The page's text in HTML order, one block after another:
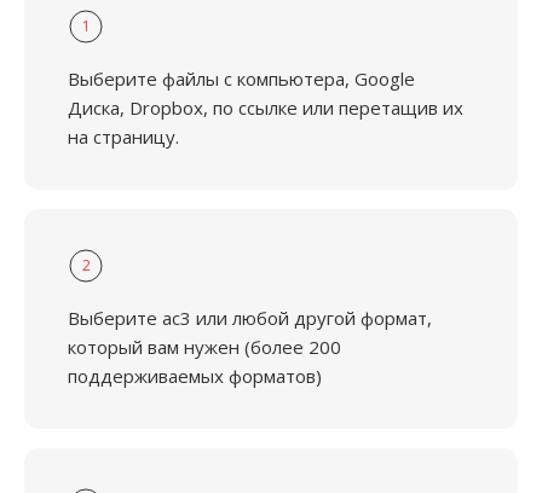
1
Выберите файлы с компьютера, Google
Диска, Dropbox, по ссылке или перетащив их
на страницу.
2
Выберите ac3 или любой другой формат,
который вам нужен (более 200
поддерживаемых форматов)